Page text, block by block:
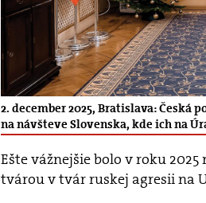
2. december 2025, Bratislava: Česká
na návšteve Slovenska, kde ich na
Ešte vážnejšie bolo v roku
tvárou v tvár ruskej agresii na